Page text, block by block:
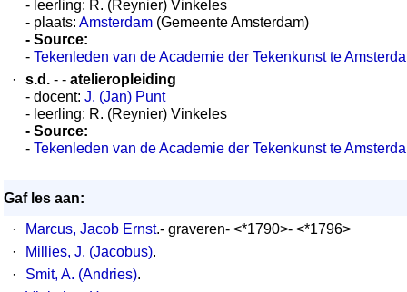
- leerling: R. (Reynier) Vinkeles
- plaats: Amsterdam (Gemeente Amsterdam)
- Source:
- Tekenleden van de Academie der Tekenkunst te
·
s.d. - - atelieropleiding
- docent: J. (Jan) Punt
- leerling: R. (Reynier) Vinkeles
- Source:
- Tekenleden van de Academie der Tekenkunst te
Gaf les aan:
·
Marcus, Jacob Ernst.- graveren- <*1790>- <*1796>
·
Millies, J. (Jacobus).
·
Smit, A. (Andries).